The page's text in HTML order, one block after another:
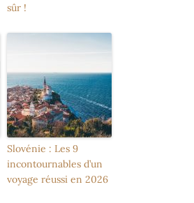
sûr !
Slovénie : Les 9
incontournables d’un
voyage réussi en 2026